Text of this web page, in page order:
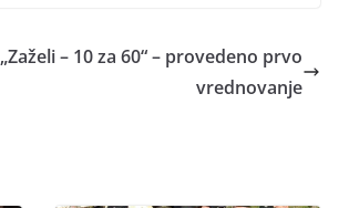
„Zaželi – 10 za 60“ – provedeno prvo
vrednovanje